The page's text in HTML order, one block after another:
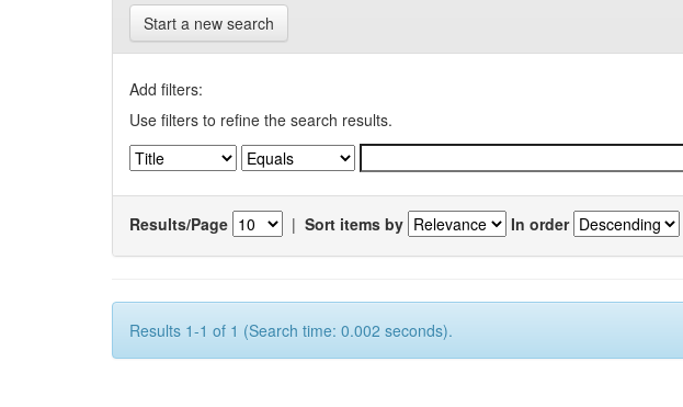
Start a new search
Add filters:
Use filters to refine the search results.
Results/Page | Sort items by In order
Results 1-1 of 1 (Search time: 0.002 seconds).